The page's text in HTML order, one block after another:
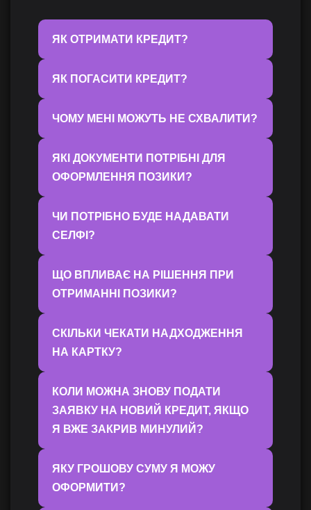
ЯК ОТРИМАТИ КРЕДИТ?
ЯК ПОГАСИТИ КРЕДИТ?
ЧОМУ МЕНІ МОЖУТЬ НЕ СХВАЛИТИ?
ЯКІ ДОКУМЕНТИ ПОТРІБНІ ДЛЯ
ОФОРМЛЕННЯ ПОЗИКИ?
ЧИ ПОТРІБНО БУДЕ НАДАВАТИ
СЕЛФІ?
ЩО ВПЛИВАЄ НА РІШЕННЯ ПРИ
ОТРИМАННІ ПОЗИКИ?
СКІЛЬКИ ЧЕКАТИ НАДХОДЖЕННЯ
НА КАРТКУ?
КОЛИ МОЖНА ЗНОВУ ПОДАТИ
ЗАЯВКУ НА НОВИЙ КРЕДИТ, ЯКЩО
Я ВЖЕ ЗАКРИВ МИНУЛИЙ?
ЯКУ ГРОШОВУ СУМУ Я МОЖУ
ОФОРМИТИ?